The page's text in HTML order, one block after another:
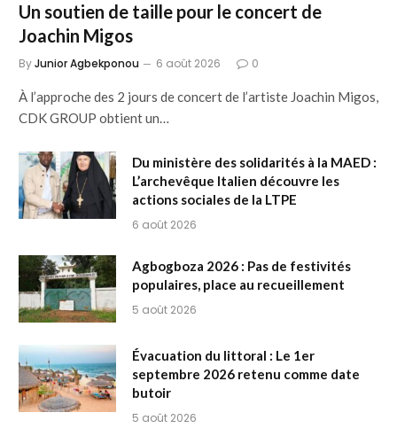
Un soutien de taille pour le concert de
Joachin Migos
ByJunior Agbekponou 6 août 2026 0
À l’approche des 2 jours de concert de l’artiste Joachin Migos,
CDK GROUP obtient un…
Du ministère des solidarités à la MAED :
L’archevêque Italien découvre les
actions sociales de la LTPE
6 août 2026
Agbogboza 2026 : Pas de festivités
populaires, place au recueillement
5 août 2026
Évacuation du littoral : Le 1er
septembre 2026 retenu comme date
butoir
5 août 2026